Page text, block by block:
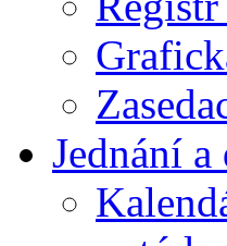
Jednání